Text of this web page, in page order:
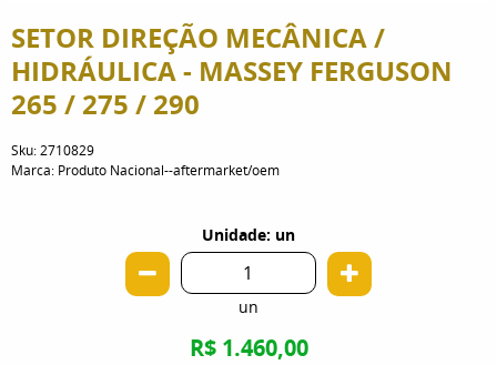
SETOR DIREÇÃO MECÂNICA /
HIDRÁULICA - MASSEY FERGUSON
265 / 275 / 290
Sku: 2710829
Marca: Produto Nacional--aftermarket/oem
Unidade: un
un
R$ 1.460,00